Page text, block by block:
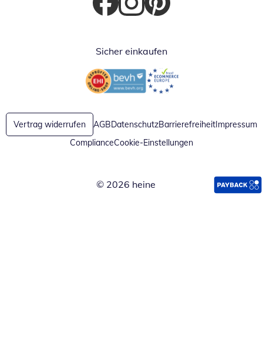
Öffnet in neuem Fenster
Öffnet in neuem Fenster
Öffnet in neuem Fenster
Sicher einkaufen
Öffnet in neuem FensterÖffnet in neuem Fenster
Vertrag widerrufen AGBDatenschutzBarrierefreiheitImpressum
ComplianceCookie-Einstellungen
© 2026 heine